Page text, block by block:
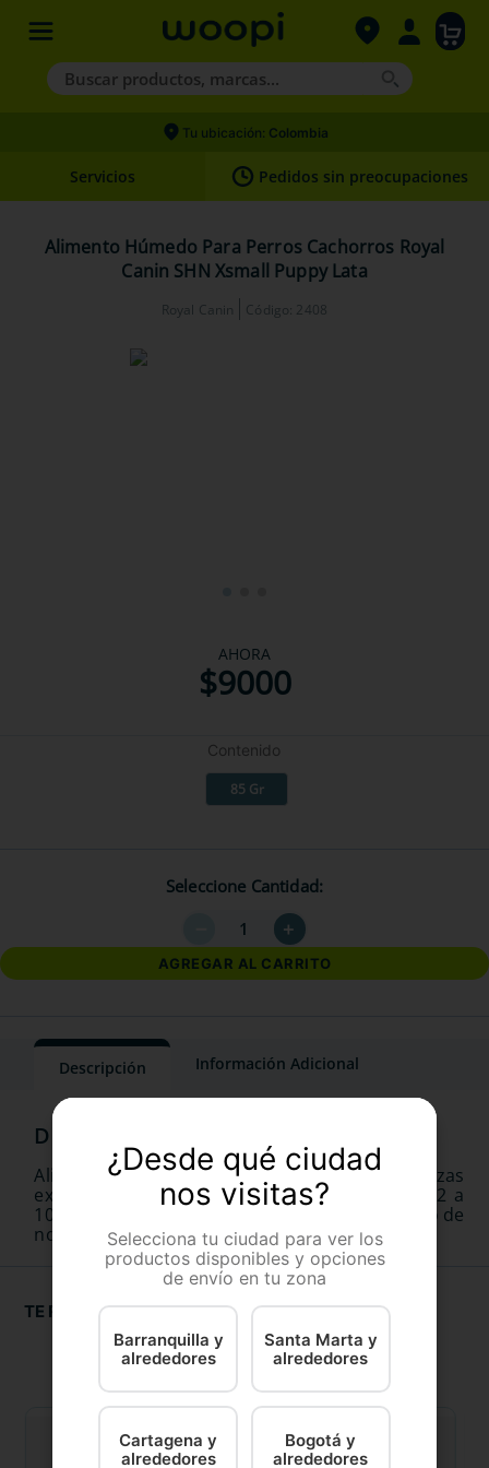
Buscar productos, marcas...
Términos más buscados
2.
hills
3.
nexgard
royal canin
Tu ubicación: Colombia
Servicios Pedidos sin preocupaciones
Alimento Húmedo Para Perros Cachorros Royal
Canin SHN Xsmall Puppy Lata
Royal Canin Código: 2408
AHORA
$9000
Contenido
85 Gr
Seleccione Cantidad
＋
AGREGAR AL CARRITO
Descripción Información Adicional
Alimento húmedo para cachorros de razas
extrapequeñas formulado para cachorros de 2 a
10 meses de edad con un peso adulto esperado de
no más de 4 kilogramos.
TE RECOMENDAMOS
¿Desde qué ciudad
nos visitas?
Selecciona tu ciudad para ver los
productos disponibles y opciones
de envío en tu zona
Barranquilla y
alrededores
Santa Marta y
alrededores
Cartagena y
alrededores
Bogotá y
alrededores